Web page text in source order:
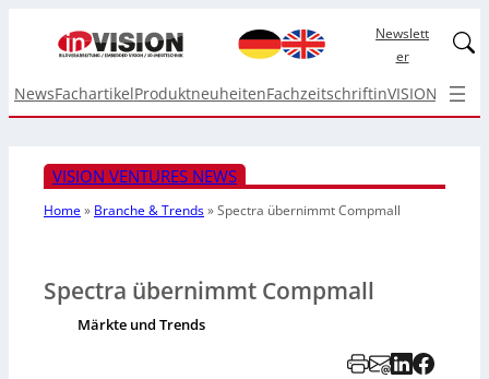
Newslett
er
NewsFachartikelProduktneuheitenFachzeitschriftinVISION Top
VISION VENTURES NEWS
Home» Branche & Trends»Spectra übernimmt Compmall
Spectra übernimmt Compmall
Märkte und Trends